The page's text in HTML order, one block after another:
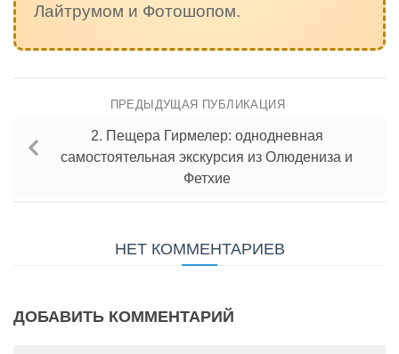
Лайтрумом и Фотошопом.
ПРЕДЫДУЩАЯ ПУБЛИКАЦИЯ
2. Пещера Гирмелер: однодневная
самостоятельная экскурсия из Олюдениза и
Фетхие
НЕТ КОММЕНТАРИЕВ
ДОБАВИТЬ КОММЕНТАРИЙ